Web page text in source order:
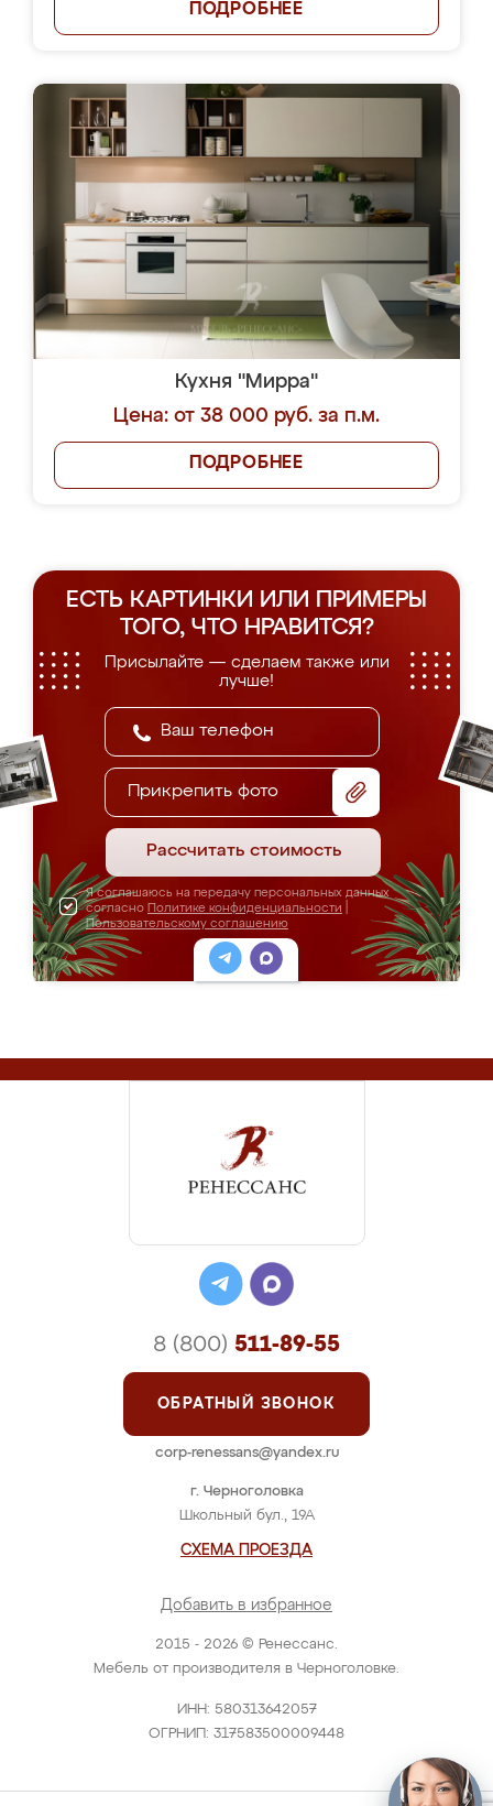
ПОДРОБНЕЕ
Кухня "Мирра"
Цена: от 38 000 руб. за п.м.
ПОДРОБНЕЕ
ЕСТЬ КАРТИНКИ ИЛИ ПРИМЕРЫ
ТОГО, ЧТО НРАВИТСЯ?
Присылайте — сделаем также или
лучше!
Прикрепить фото
Рассчитать стоимость
Я соглашаюсь на передачу персональных данных
согласно Политике конфиденциальности
Пользовательскому соглашению
2015 - 2026 © Ренессанс.
Мебель от производителя в Черноголовке.
ИНН: 580313642057
ОГРНИП: 317583500009448
г. Черноголовка
Школьный бул., 19А
СХЕМА ПРОЕЗДА
Добавить в избранное
8 (800) 511-89-55
ОБРАТНЫЙ ЗВОНОК
corp-renessans@yandex.ru